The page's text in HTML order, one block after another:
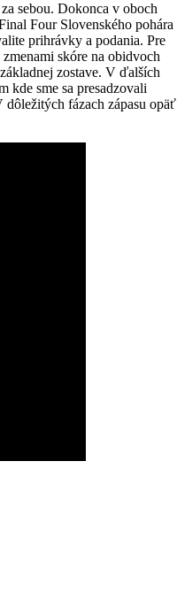
sebou. Dokonca v oboch
Four Slovenského pohára
prihrávky a podania. Pre
skóre na obidvoch
zostave. V ďalších
kde sme sa presadzovali
fázach zápasu opäť